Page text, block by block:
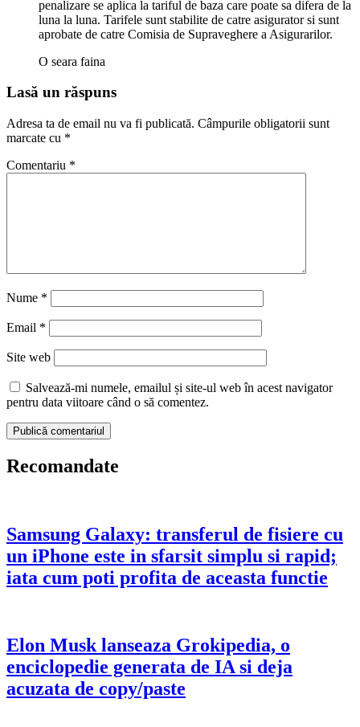
penalizare se aplica la tariful de baza care poate sa difera de la
luna la luna. Tarifele sunt stabilite de catre asigurator si sunt
aprobate de catre Comisia de Supraveghere a Asigurarilor.
O seara faina
Lasă un răspuns
Adresa ta de email nu va fi publicată. Câmpurile obligatorii sunt
marcate cu *
Comentariu *
Nume *
Email *
Site web
Salvează-mi numele, emailul și site-ul web în acest navigator
pentru data viitoare când o să comentez.
Recomandate
Samsung Galaxy: transferul de fisiere cu
un iPhone este in sfarsit simplu si rapid;
iata cum poti profita de aceasta functie
Elon Musk lanseaza Grokipedia, o
enciclopedie generata de IA si deja
acuzata de copy/paste